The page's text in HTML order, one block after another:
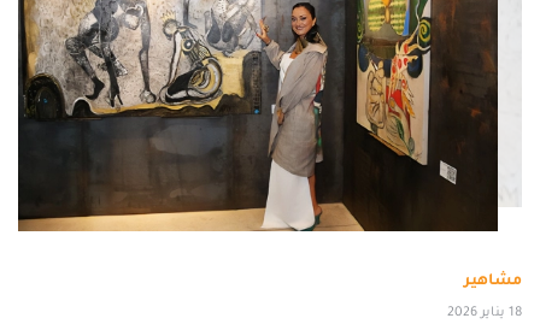
مشاهير
18 يناير 2026